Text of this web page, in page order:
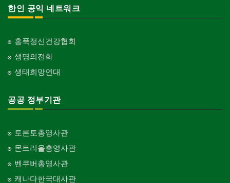
한인 공익 네트워크
홍푹정신건강협회
생명의전화
생태희망연대
공공 정부기관
토론토총영사관
몬트리올총영사관
벤쿠버총영사관
캐나다한국대사관